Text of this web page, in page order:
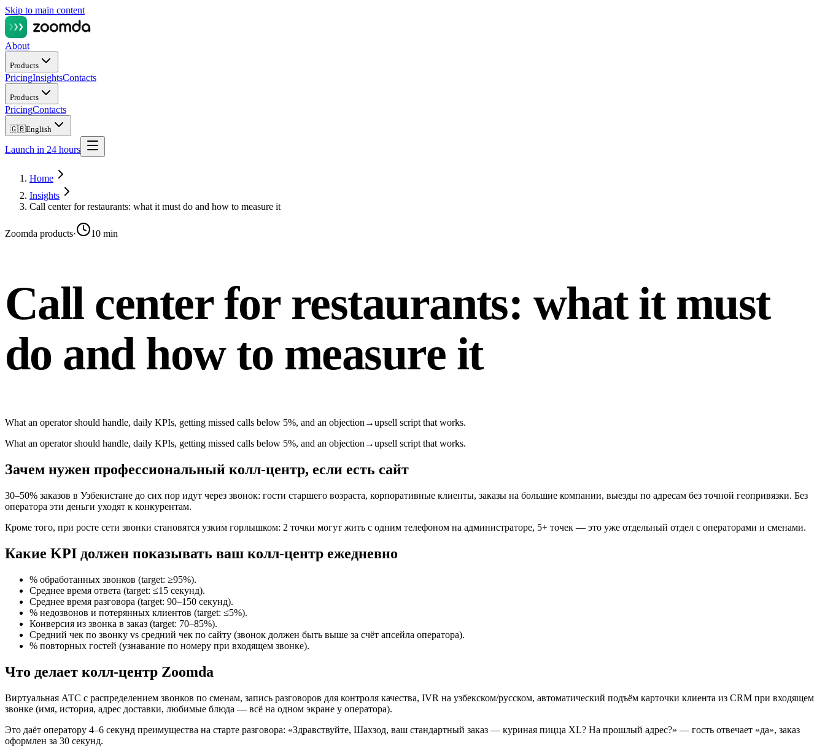
Skip to main content
About
Products
PricingInsightsContacts
Products
PricingContacts
🇬🇧English
Launch in 24 hours
Home
Insights
Call center for restaurants: what it must do and how to measure it
Zoomda products· 10 min
Call center for restaurants: what it must
do and how to measure it
What an operator should handle, daily KPIs, getting missed calls below 5%, and an objection→upsell script that works.
What an operator should handle, daily KPIs, getting missed calls below 5%, and an objection→upsell script that works.
Зачем нужен профессиональный колл-центр, если есть сайт
30–50% заказов в Узбекистане до сих пор идут через звонок: гости старшего возраста, корпоративные клиенты, заказы на большие компании, выезды по адресам без точной геопривязки. Без
оператора эти деньги уходят к конкурентам.
Кроме того, при росте сети звонки становятся узким горлышком: 2 точки могут жить с одним телефоном на администраторе, 5+ точек — это уже отдельный отдел с операторами и сменами.
Какие KPI должен показывать ваш колл-центр ежедневно
% обработанных звонков (target: ≥95%).
Среднее время ответа (target: ≤15 секунд).
Среднее время разговора (target: 90–150 секунд).
% недозвонов и потерянных клиентов (target: ≤5%).
Конверсия из звонка в заказ (target: 70–85%).
Средний чек по звонку vs средний чек по сайту (звонок должен быть выше за счёт апсейла оператора).
% повторных гостей (узнавание по номеру при входящем звонке).
Что делает колл-центр Zoomda
Виртуальная АТС с распределением звонков по сменам, запись разговоров для контроля качества, IVR на узбекском/русском, автоматический подъём карточки клиента из CRM при входящем
звонке (имя, история, адрес доставки, любимые блюда — всё на одном экране у оператора).
Это даёт оператору 4–6 секунд преимущества на старте разговора: «Здравствуйте, Шахзод, ваш стандартный заказ — куриная пицца XL? На прошлый адрес?» — гость отвечает «да», заказ
оформлен за 30 секунд.